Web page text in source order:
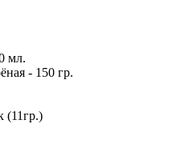
мл.
- 150 гр.
(11гр.)